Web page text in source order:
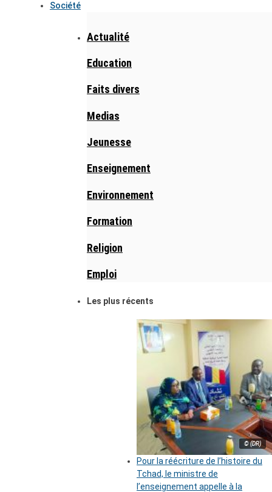
Société
Actualité
Education
Faits divers
Medias
Jeunesse
Enseignement
Environnement
Formation
Religion
Emploi
Les plus récents
© (DR)
Pour la réécriture de l’histoire du
Tchad, le ministre de
l’enseignement appelle à la